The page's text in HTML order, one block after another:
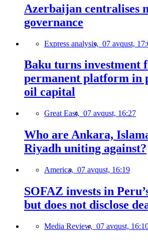
Azerbaijan centralises
governance
Express analysis, 07 avqust,
Baku turns investment
permanent platform in
oil capital
Great East, 07 avqust, 16:27
Who are Ankara,
Riyadh uniting against?
America, 07 avqust, 16:19
SOFAZ invests in
but does not disclose
Media Review, 07 avqust,